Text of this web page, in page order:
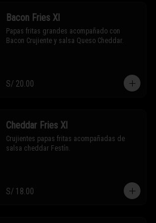
Bacon Fries Xl
Papas fritas grandes acompañado con
Bacon Crujiente y salsa Queso Cheddar.
S/ 20.00
Cheddar Fries Xl
Crujientes papas fritas acompañadas de
salsa cheddar Festín.
S/ 18.00